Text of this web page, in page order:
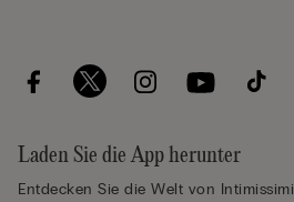
Laden Sie die App herunter
Entdecken Sie die Welt von Intimissimi